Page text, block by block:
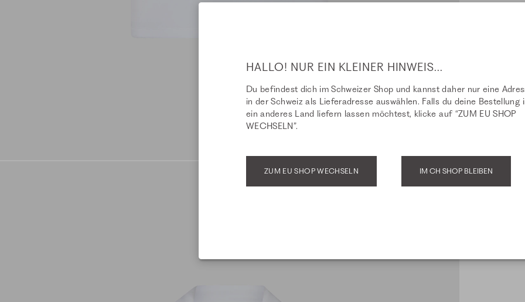
HALLO! NUR EIN KLEINER HINWEIS...
Du befindest dich im Schweizer Shop und kannst daher nur eine
in der Schweiz als Lieferadresse auswählen. Falls du deine Bestellung
ein anderes Land liefern lassen möchtest, klicke auf “ZUM EU SHOP
WECHSELN”.
ZUM EU SHOP WECHSELN IM CH SHOP BLEIBEN